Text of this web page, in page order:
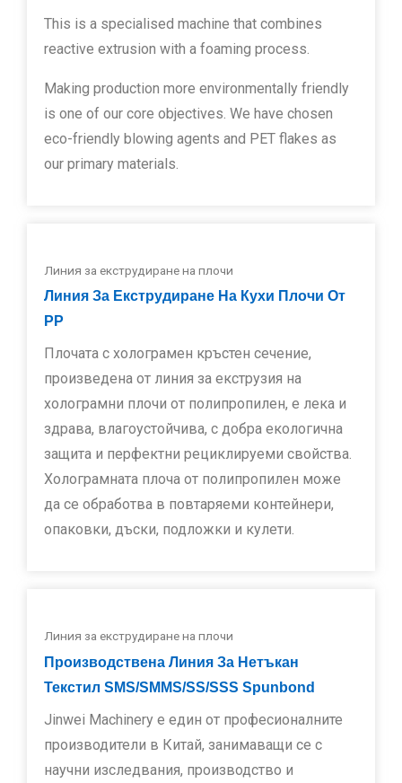
This is a specialised machine that combines
reactive extrusion with a foaming process.
Making production more environmentally friendly
is one of our core objectives. We have chosen
eco-friendly blowing agents and PET flakes as
our primary materials.
Линия за екструдиране на плочи
Линия За Екструдиране На Кухи Плочи От
PP
Плочата с холограмен кръстен сечение,
произведена от линия за екструзия на
холограмни плочи от полипропилен, е лека и
здрава, влагоустойчива, с добра екологична
защита и перфектни рециклируеми свойства.
Холограмната плоча от полипропилен може
да се обработва в повтаряеми контейнери,
опаковки, дъски, подложки и кулети.
Линия за екструдиране на плочи
Производствена Линия За Нетъкан
Текстил SMS/SMMS/SS/SSS Spunbond
Jinwei Machinery е един от професионалните
производители в Китай, занимаващи се с
научни изследвания, производство и